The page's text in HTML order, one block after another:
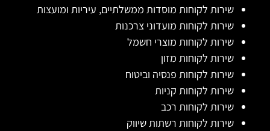
שירות לקוחות מוסדות ממשלתיים, עיריות ומועצות
שירות לקוחות מועדוני צרכנות
שירות לקוחות מוצרי חשמל
שירות לקוחות מזון
שירות לקוחות פנסיה וביטוח
שירות לקוחות קניות
שירות לקוחות רכב
שירות לקוחות רשתות שיווק